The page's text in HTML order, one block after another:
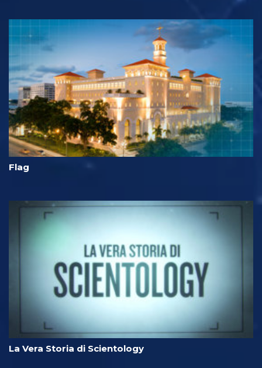
Flag
La Vera Storia di Scientology